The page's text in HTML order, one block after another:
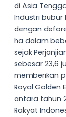
di Asia
Industri bubur
dengan
ha dalam
sejak
sebesar 23,6
memberikan
Royal Golden
antara tahun
Rakyat